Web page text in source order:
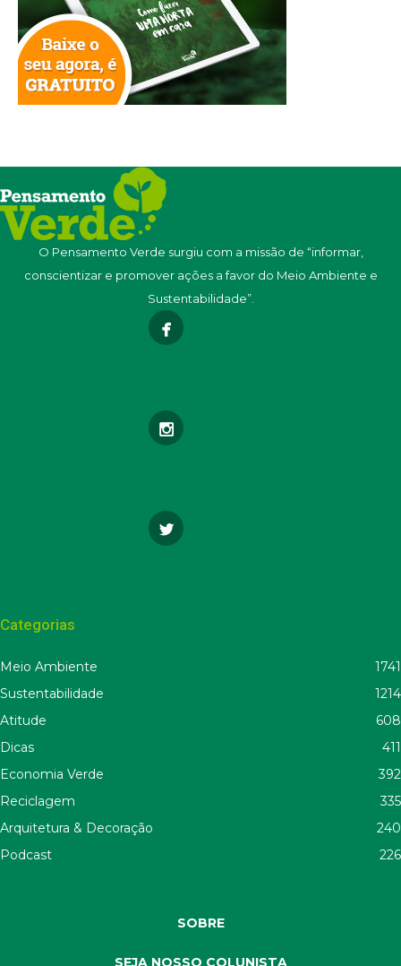
O Pensamento Verde surgiu com a missão de “informar,
conscientizar e promover ações a favor do Meio Ambiente e
Sustentabilidade”.
Categorias
Meio Ambiente
1741
Sustentabilidade
1214
Atitude
608
Dicas
411
Economia Verde
392
Reciclagem
335
Arquitetura & Decoração
240
Podcast
226
SOBRE